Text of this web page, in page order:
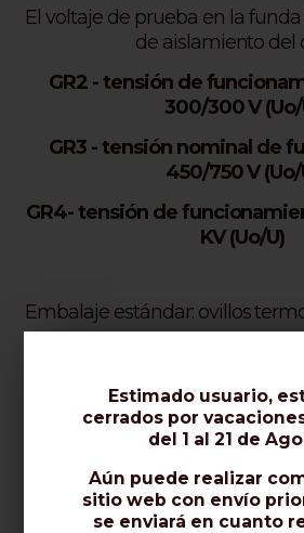
El voltaje de prueba en la
de aislamiento del
GR2 - tensión de
300/300 V (Uo/
GR3 - tensión nominal de
450/750 V (Uo/
GR4- tensión de
KV (Uo/U)
Embalaje estándar: ovillos
m
* La imagen del producto
indicativo.
Estimado usuario,
cerrados por
del 1 al 21 de
Aún puede realizar
sitio web con envío
se enviará en cuanto